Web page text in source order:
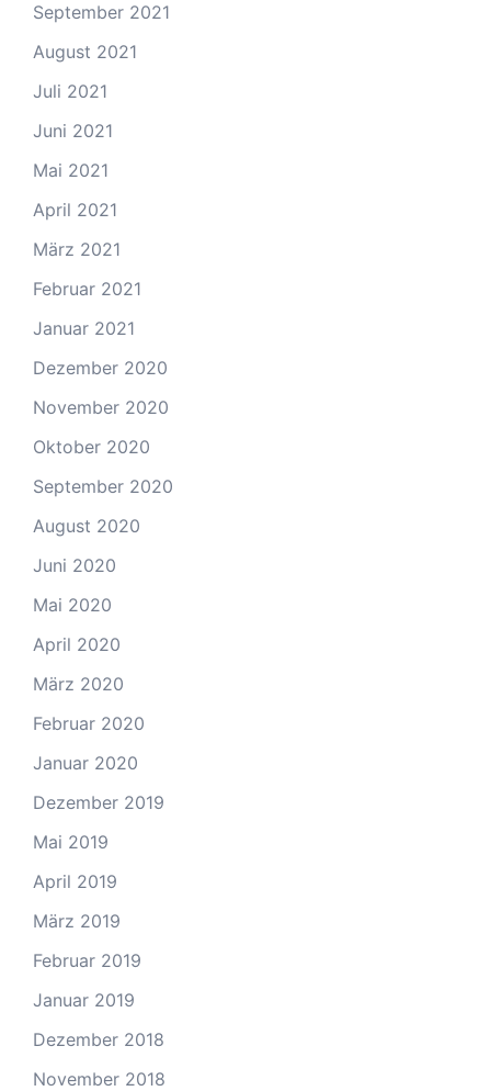
September 2021
August 2021
Juli 2021
Juni 2021
Mai 2021
April 2021
März 2021
Februar 2021
Januar 2021
Dezember 2020
November 2020
Oktober 2020
September 2020
August 2020
Juni 2020
Mai 2020
April 2020
März 2020
Februar 2020
Januar 2020
Dezember 2019
Mai 2019
April 2019
März 2019
Februar 2019
Januar 2019
Dezember 2018
November 2018